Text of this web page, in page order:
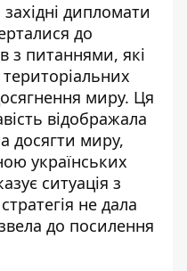
дипломати
до
з питаннями, які
миру. Ця
відображала
досягти миру,
українських
ситуація з
не дала
до посилення